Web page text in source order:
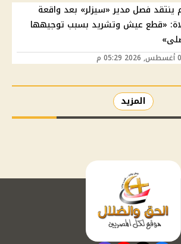
ينتقد فصل مدير «سيزلر» بعد واقعة
«قطع عيش وتشريد بسبب توجيهها
المزيد